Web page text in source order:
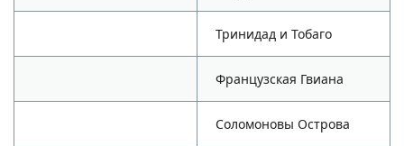
Тринидад и Тобаго
Французская Гвиана
Соломоновы Острова